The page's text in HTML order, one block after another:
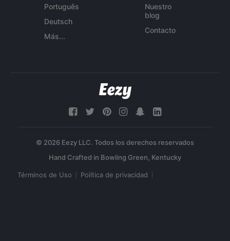
Português
Deutsch
Más...
Nuestro
blog
Contacto
© 2026 Eezy LLC. Todos los derechos reservados
Términos de Uso Política de privacidad